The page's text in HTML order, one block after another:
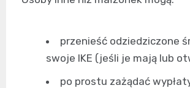
przenieść odziedziczone
swoje IKE (jeśli je mają lub
po prostu zażądać